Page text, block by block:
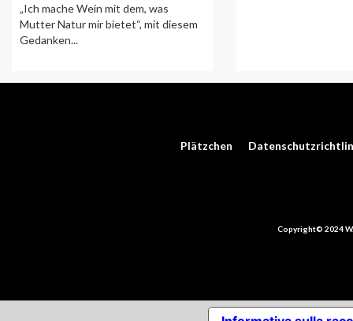
„Ich mache Wein mit dem, was
Mutter Natur mir bietet“, mit diesem
Gedanken...
Plätzchen
Copyright© 2024